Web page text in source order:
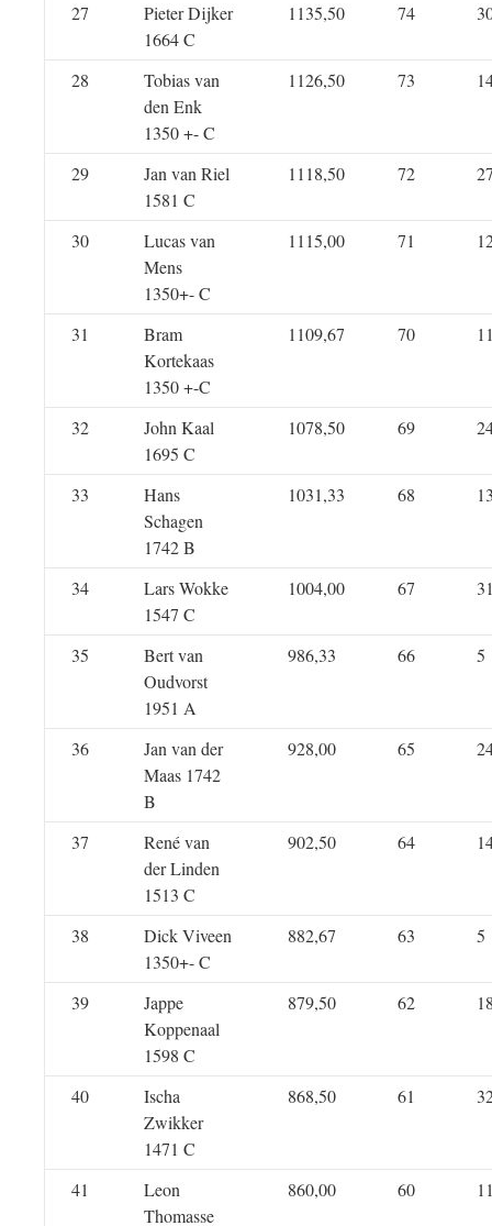
27
Pieter Dijker
1664 C
1135,50 74
28
Tobias van
den Enk
1350 +- C
1126,50 73
29
Jan van Riel
1581 C
1118,50 72
30
Lucas van
Mens
1350+- C
1115,00 71
31
Bram
Kortekaas
1350 +-C
1109,67 70
32
John Kaal
1695 C
1078,50 69
33
Hans
Schagen
1742 B
1031,33 68
34
Lars Wokke
1547 C
1004,00 67
35
Bert van
Oudvorst
1951 A
986,33 66 5
36
Jan van der
Maas 1742
B
928,00 65
37
René van
der Linden
1513 C
902,50 64
38
Dick Viveen
1350+- C
882,67 63 5
39
Jappe
Koppenaal
1598 C
879,50 62
40
Ischa
Zwikker
1471 C
868,50 61
41
Leon
Thomasse
860,00 60